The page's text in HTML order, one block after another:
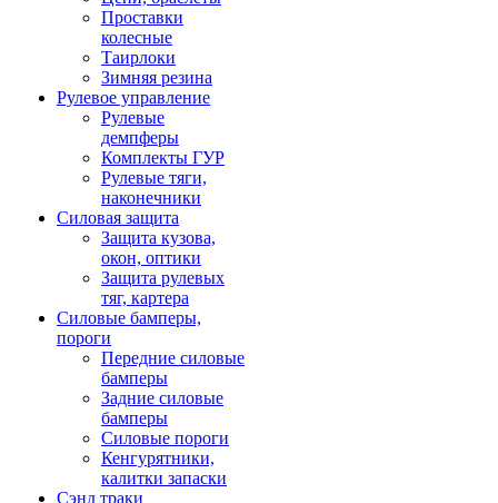
Проставки
колесные
Таирлоки
Зимняя резина
Рулевое управление
Рулевые
демпферы
Комплекты ГУР
Рулевые тяги,
наконечники
Силовая защита
Защита кузова,
окон, оптики
Защита рулевых
тяг, картера
Силовые бамперы,
пороги
Передние силовые
бамперы
Задние силовые
бамперы
Силовые пороги
Кенгурятники,
калитки запаски
Сэнд траки